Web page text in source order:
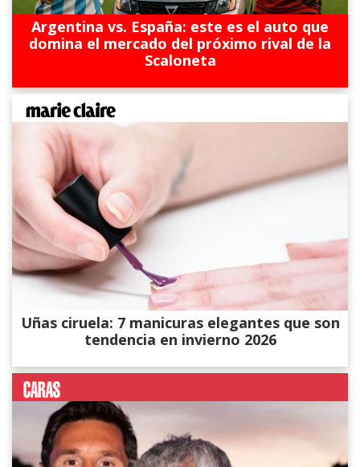
Argentina vs. España: este es el auto que
domina el mercado del próximo rival de la
Scaloneta
Uñas ciruela: 7 manicuras elegantes que son
tendencia en invierno 2026